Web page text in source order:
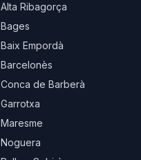
Alta Ribagorça
Bages
Baix Empordà
Barcelonès
Conca de Barberà
Garrotxa
Maresme
Noguera